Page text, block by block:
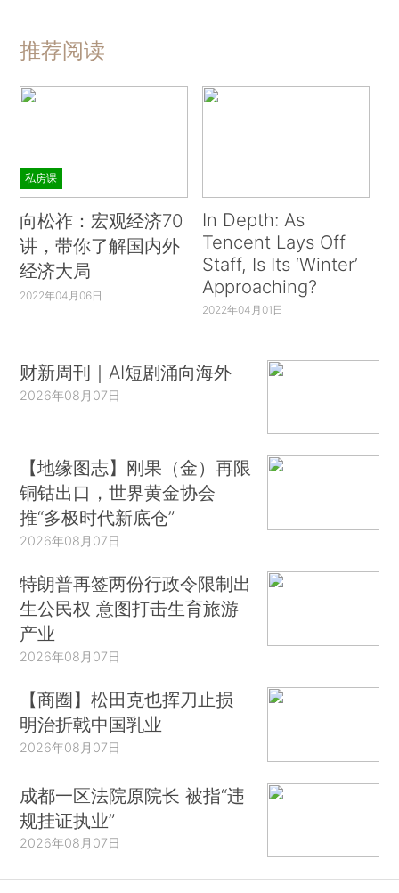
推荐阅读
私房课
向松祚：宏观经济70
讲，带你了解国内外
经济大局
2022年04月06日
In Depth: As
Tencent Lays Off
Staff, Is Its ‘Winter’
Approaching?
2022年04月01日
财新周刊｜AI短剧涌向海外
2026年08月07日
【地缘图志】刚果（金）再限
铜钴出口，世界黄金协会
推“多极时代新底仓”
2026年08月07日
特朗普再签两份行政令限制出
生公民权 意图打击生育旅游
产业
2026年08月07日
【商圈】松田克也挥刀止损
明治折戟中国乳业
2026年08月07日
成都一区法院原院长 被指“违
规挂证执业”
2026年08月07日